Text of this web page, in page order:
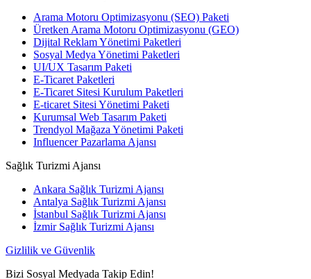
Arama Motoru Optimizasyonu (SEO) Paketi
Üretken Arama Motoru Optimizasyonu (GEO)
Dijital Reklam Yönetimi Paketleri
Sosyal Medya Yönetimi Paketleri
UI/UX Tasarım Paketi
E-Ticaret Paketleri
E-Ticaret Sitesi Kurulum Paketleri
E-ticaret Sitesi Yönetimi Paketi
Kurumsal Web Tasarım Paketi
Trendyol Mağaza Yönetimi Paketi
Influencer Pazarlama Ajansı
Sağlık Turizmi Ajansı
Ankara Sağlık Turizmi Ajansı
Antalya Sağlık Turizmi Ajansı
İstanbul Sağlık Turizmi Ajansı
İzmir Sağlık Turizmi Ajansı
Gizlilik ve Güvenlik
Bizi Sosyal Medyada Takip Edin!